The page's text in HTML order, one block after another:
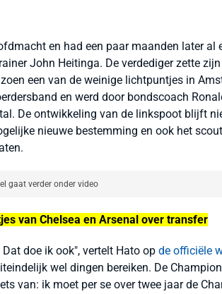
en had een paar maanden later al
John Heitinga. De verdediger zette
een van de weinige lichtpuntjes in
en werd door bondscoach
De ontwikkeling van de linkspoot blijft
nieuwe bestemming en ook het
gaat verder onder video
van Chelsea en Arsenal over transfer
doe ik ook", vertelt Hato op de officiële
wel dingen bereiken. De
van: ik moet per se over twee jaar de